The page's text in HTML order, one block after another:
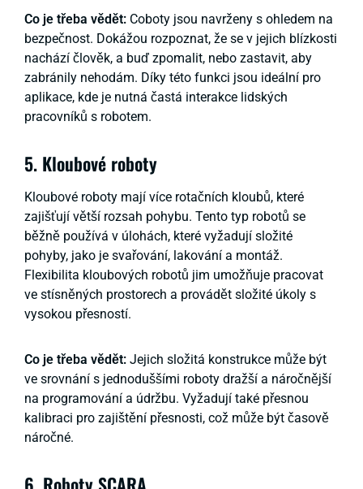
Co je třeba vědět: Coboty jsou navrženy s ohledem na
bezpečnost. Dokážou rozpoznat, že se v jejich blízkosti
nachází člověk, a buď zpomalit, nebo zastavit, aby
zabránily nehodám. Díky této funkci jsou ideální pro
aplikace, kde je nutná častá interakce lidských
pracovníků s robotem.
5. Kloubové roboty
Kloubové roboty mají více rotačních kloubů, které
zajišťují větší rozsah pohybu. Tento typ robotů se
běžně používá v úlohách, které vyžadují složité
pohyby, jako je svařování, lakování a montáž.
Flexibilita kloubových robotů jim umožňuje pracovat
ve stísněných prostorech a provádět složité úkoly s
vysokou přesností.
Co je třeba vědět: Jejich složitá konstrukce může být
ve srovnání s jednoduššími roboty dražší a náročnější
na programování a údržbu. Vyžadují také přesnou
kalibraci pro zajištění přesnosti, což může být časově
náročné.